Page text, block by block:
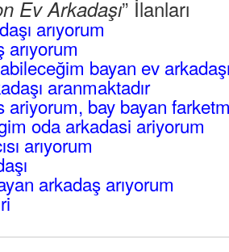
Ev Arkadaşı” İlanları
arıyorum
bayan ev
aranmaktadır
ariyorum, bay bayan
oda arkadasi ariyorum
arıyorum
arkadaş arıyorum